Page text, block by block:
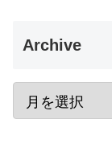
Archive